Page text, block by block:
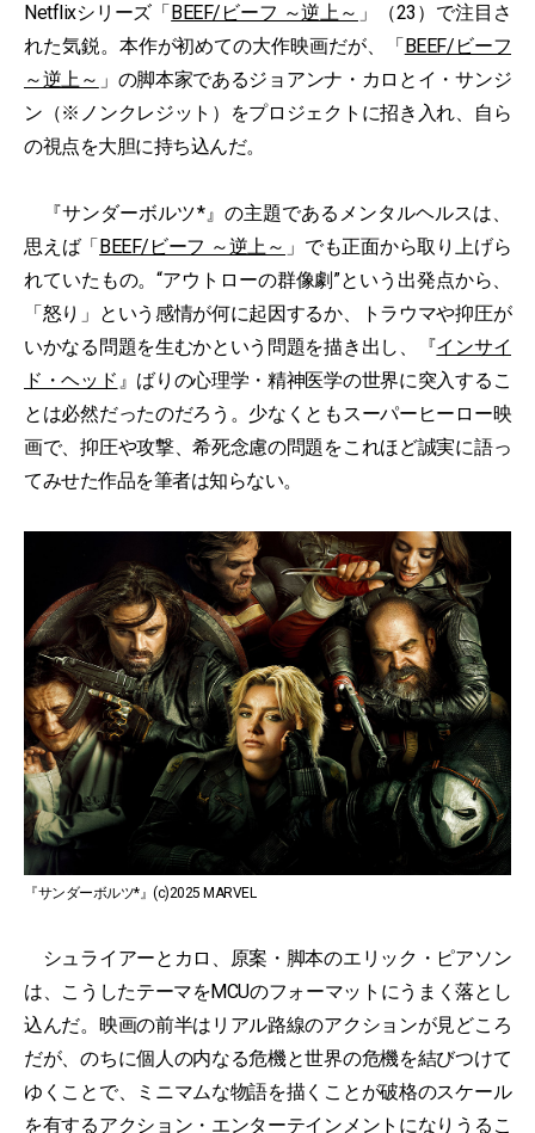
Netflixシリーズ「BEEF/ビーフ ～逆上～ 」（23）で注目さ
れた気鋭。本作が初めての大作映画だが、「BEEF/ビーフ
～逆上～ 」の脚本家であるジョアンナ・カロとイ・サンジ
ン（※ノンクレジット）をプロジェクトに招き入れ、自ら
の視点を大胆に持ち込んだ。
『サンダーボルツ*』の主題であるメンタルヘルスは、
思えば「BEEF/ビーフ ～逆上～ 」でも正面から取り上げら
れていたもの。“アウトローの群像劇”という出発点から、
「怒り」という感情が何に起因するか、トラウマや抑圧が
いかなる問題を生むかという問題を描き出し、『インサイ
ド・ヘッド 』ばりの心理学・精神医学の世界に突入するこ
とは必然だったのだろう。少なくともスーパーヒーロー映
画で、抑圧や攻撃、希死念慮の問題をこれほど誠実に語っ
てみせた作品を筆者は知らない。
『サンダーボルツ*』(c)2025 MARVEL
シュライアーとカロ、原案・脚本のエリック・ピアソン
は、こうしたテーマをMCUのフォーマットにうまく落とし
込んだ。映画の前半はリアル路線のアクションが見どころ
だが、のちに個人の内なる危機と世界の危機を結びつけて
ゆくことで、ミニマムな物語を描くことが破格のスケール
を有するアクション・エンターテインメントになりうるこ